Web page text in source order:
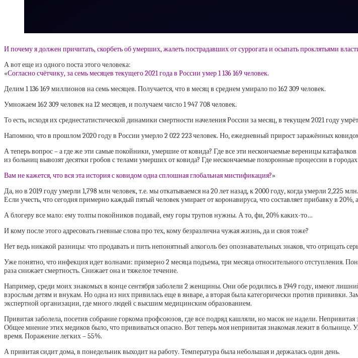
И почему я должен причитать, скорбеть об умерших, жалеть пострадавших от суррогата и осыпать проклятьями
А вот еще из одного поста этого человека:
«Согласно счётчику, за семь месяцев текущего 2021 года в России умер 1 136 169 человек.
Делим 1 136 169 миллионов на семь месяцев. Получается, что в месяц в среднем умирало по 162 309 человек.
Умножаем 162 309 человек на 12 месяцев, и получаем число 1 947 708 человек.
То есть, исходя их среднестатистической динамики смертности начеления России за месяц, в текущем 2021 году
Напомню, что в прошлом 2020 году в России умерло 2 022 223 человек. Но, ежедневный прирост заражённых
А теперь вопрос – а где же эти самые покойники, умершие от ковида? Где все эти нескончаемые вереницы
из больниц вывозят десятки гробов с телами умерших от ковида? Где нескончаемые похоронные процессии в городах
Вам не кажется, что вся эта история с ковидом одна сплошная глобальная мистификация?»
Да, но в 2019 году умерли 1,798 млн человек, т.е. мы откатываемся на 20 лет назад, к 2000 году, когда умерли 2,225
Если учесть, что сегодня примерно каждый пятый человек умирает от коронавируса, что составляет прибавку в
А блогеру все мало: ему толпы покойников подавай, ему горы трупов нужны. А то, фи, 20% каких-то…
И кому после этого адресовать гневные слова про тех, кому безразлична чужая жизнь, да и своя тоже?
Нет ведь никакой разницы: что продавать и пить непонятный алкоголь без опознавательных знаков, что отрицать
Уже понятно, что инфекция идет волнами: примерно 2 месяца подъема, три месяца относительного отступления.
раза снижает смертность. Снижает она и тяжелое течение.
Например, среди моих знакомых в конце сентября заболели 2 женщины. Они обе родились в 1949 году, имеют
взрослым детям и внукам. Но одна из них привилась еще в январе, а вторая была категорически против прививки.
экспертной организации, где много людей с высшим медицинским образованием.
Привитая заболела, посетив собрание горкома профсоюзов, где все подряд кашляли, но масок не надели.
Общее мнение этих медиков было, что прививаться опасно. Вот теперь моя непривитая знакомая лежит в больнице.
время. Поражение легких – 55%.
А привитая сидит дома, в понедельник выходит на работу. Температура была небольшая и держалась один день.